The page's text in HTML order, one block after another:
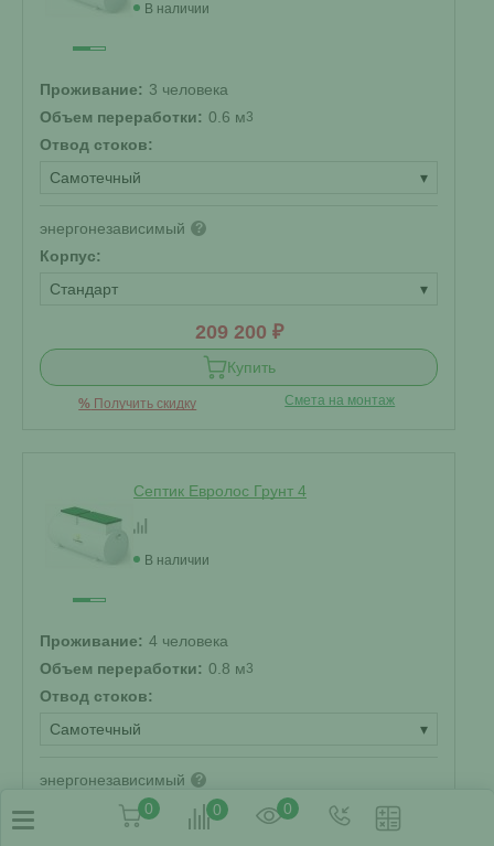
В наличии
Проживание: 3 человека
Объем переработки: 0.6 м3
Отвод стоков:
Самотечный
▾
энергонезависимый ?
Корпус:
Стандарт
▾
209 200 ₽
Купить
% Получить скидку Смета на монтаж
Септик Евролос Грунт 4
В наличии
Проживание: 4 человека
Объем переработки: 0.8 м3
Отвод стоков:
Самотечный
▾
энергонезависимый ?
0 0 0